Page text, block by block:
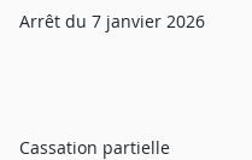
Arrêt du 7 janvier 2026
Cassation partielle